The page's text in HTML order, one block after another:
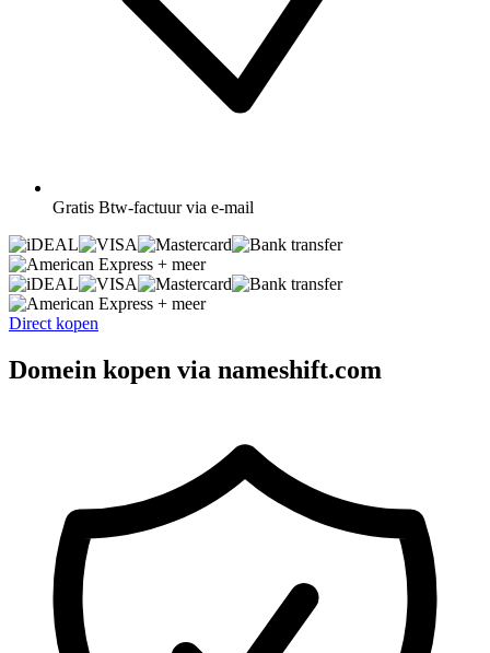
Gratis Btw-factuur via e-mail
+ meer
+ meer
Direct kopen
Domein kopen via nameshift.com